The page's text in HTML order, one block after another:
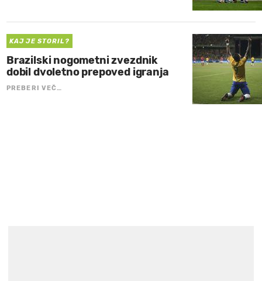
KAJ JE STORIL?
Brazilski nogometni zvezdnik
dobil dvoletno prepoved igranja
PREBERI VEČ…